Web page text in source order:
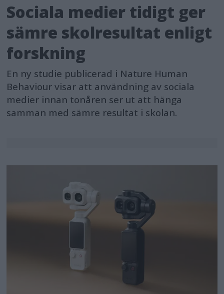
Sociala medier tidigt ger
sämre skolresultat enligt
forskning
En ny studie publicerad i Nature Human
Behaviour visar att användning av sociala
medier innan tonåren ser ut att hänga
samman med sämre resultat i skolan.